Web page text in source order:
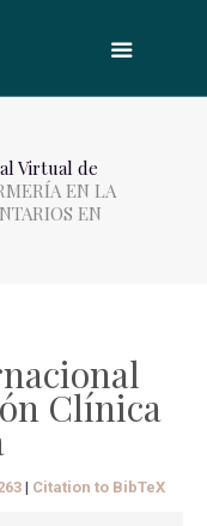
Virtual de
EN LA
EN
Clínica
| Citation to BibTeX